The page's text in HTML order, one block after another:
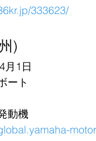
333623/
)
月1日
ート
動機